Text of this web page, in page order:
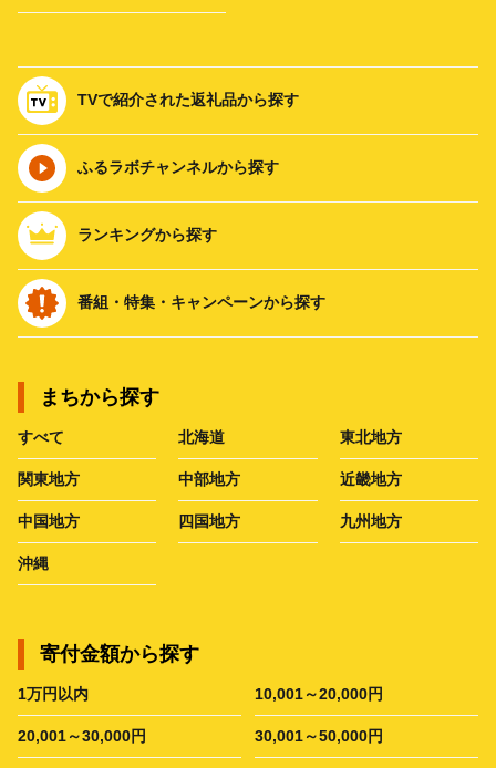
TVで紹介された返礼品から探す
ふるラボチャンネルから探す
ランキングから探す
番組・特集・キャンペーンから探す
まちから探す
すべて 北海道 東北地方
関東地方 中部地方 近畿地方
中国地方 四国地方 九州地方
沖縄
寄付金額から探す
1万円以内 10,001～20,000円
20,001～30,000円 30,001～50,000円